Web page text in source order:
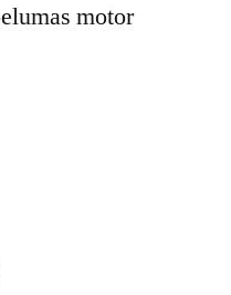
motor